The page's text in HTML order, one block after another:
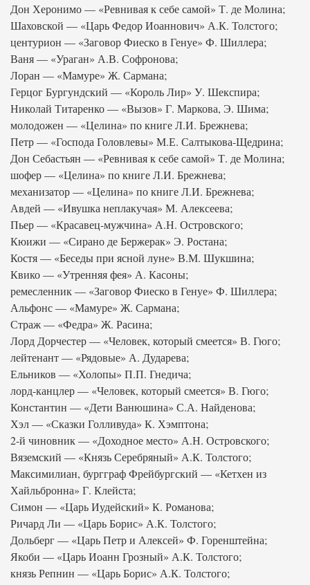
Дон Херонимо — «Ревнивая к себе самой» Т. де Молина;
Шаховской — «Царь Федор Иоаннович» А.К. Толстого;
центурион — «Заговор Фиеско в Генуе» Ф. Шиллера;
Ваня — «Ураган» А.В. Софронова;
Лоран — «Мамуре» Ж. Сармана;
Герцог Бургундский — «Король Лир» У. Шекспира;
Николай Титаренко — «Вызов» Г. Маркова, Э. Шима;
молодожен — «Целина» по книге Л.И. Брежнева;
Петр — «Господа Головлевы» М.Е. Салтыкова-Щедрина;
Дон Себастьян — «Ревнивая к себе самой» Т. де Молина;
шофер — «Целина» по книге Л.И. Брежнева;
механизатор — «Целина» по книге Л.И. Брежнева;
Авдей — «Ивушка неплакучая» М. Алексеева;
Пьер — «Красавец-мужчина» А.Н. Островского;
Кюижи — «Сирано де Бержерак» Э. Ростана;
Костя — «Беседы при ясной луне» В.М. Шукшина;
Квико — «Утренняя фея» А. Касоны;
ремесленник — «Заговор Фиеско в Генуе» Ф. Шиллера;
Альфонс — «Мамуре» Ж. Сармана;
Страж — «Федра» Ж. Расина;
Лорд Дорчестер — «Человек, который смеется» В. Гюго;
лейтенант — «Рядовые» А. Дударева;
Ельников — «Холопы» П.П. Гнедича;
лорд-канцлер — «Человек, который смеется» В. Гюго;
Константин — «Дети Ванюшина» С.А. Найденова;
Хэл — «Сказки Голливуда» К. Хэмптона;
2-й чиновник — «Доходное место» А.Н. Островского;
Вяземский — «Князь Серебряный» А.К. Толстого;
Максимилиан, бургграф Фрейбургский — «Кетхен из
Хайльбронна» Г. Клейста;
Симон — «Царь Иудейский» К. Романова;
Ричард Ли — «Царь Борис» А.К. Толстого;
Дольберг — «Царь Петр и Алексей» Ф. Горенштейна;
Якоби — «Царь Иоанн Грозный» А.К. Толстого;
князь Репнин — «Царь Борис» А.К. Толстого;